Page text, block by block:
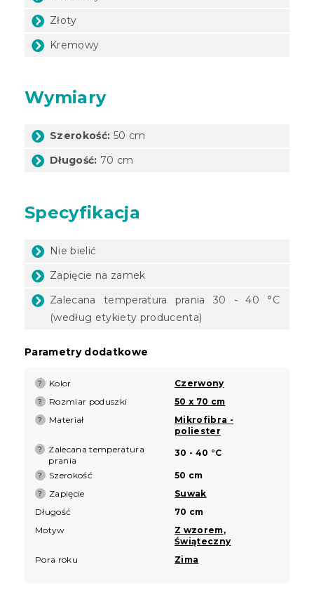
Złoty
Kremowy
Wymiary
Szerokość: 50 cm
Długość: 70 cm
Specyfikacja
Nie bielić
Zapięcie na zamek
Zalecana temperatura prania 30 - 40 °C
(według etykiety producenta)
Parametry dodatkowe
? Kolor Czerwony
? Rozmiar poduszki 50 x 70 cm
? Materiał
Mikrofibra -
poliester
?
Zalecana temperatura
prania
30 - 40 °C
? Szerokość 50 cm
? Zapięcie
Suwak
Długość
70 cm
Motyw
Z wzorem,
Świąteczny
Pora roku
Zima